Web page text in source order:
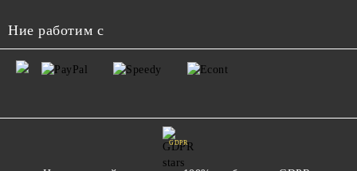
Ние работим с
GDPR